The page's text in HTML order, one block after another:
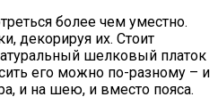
более чем уместно.
декорируя их. Стоит
шелковый платок
его можно по-разному – и
и на шею, и вместо пояса.